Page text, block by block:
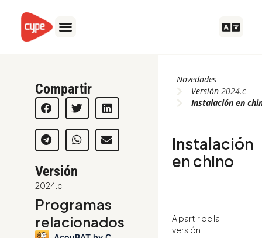
contenido
Compartir
Versión
2024.c
Programas
relacionados
Novedades
Versión2024.c
Instalación en
Instalación
en chino
A partir de la
versión